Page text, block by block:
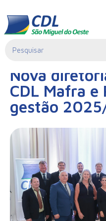
Notícias
Nova
CDL Mafra e
gestão